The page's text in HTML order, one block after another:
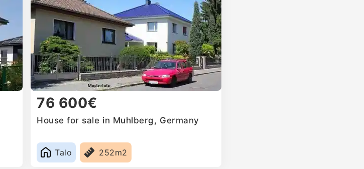
76 600€
House for sale in Muhlberg, Germany
Talo 252m2